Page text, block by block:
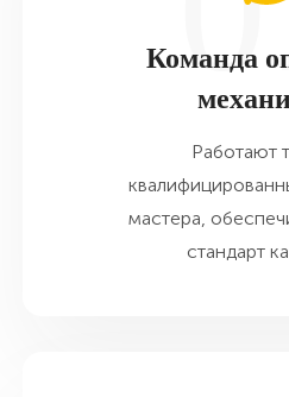
Команда
Работают
мастера,
стандарт